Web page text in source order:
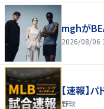
mghが
2026/08/06
【速報】
野球